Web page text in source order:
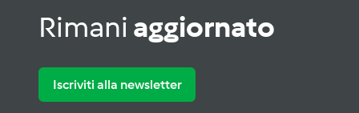
Rimani aggiornato
Iscriviti alla newsletter